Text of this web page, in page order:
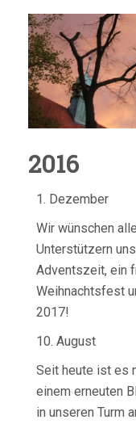
2016
1. Dezember
Wir wünschen
Unterstützern
Adventszeit, ein
Weihnachtsfest
2017!
10. August
Seit heute ist es
einem erneuten
in unseren Turm